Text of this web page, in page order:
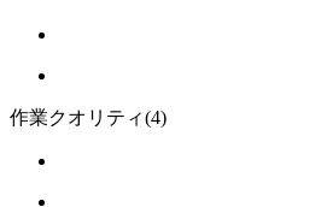
作業クオリティ(4)